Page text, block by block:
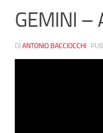
GEMINI –
DI ANTONIO BACCIOCCHI ·